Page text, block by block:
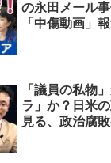
の永田メール
「中傷動画」
「議員の私物
ラ」か？日米
見る、政治腐